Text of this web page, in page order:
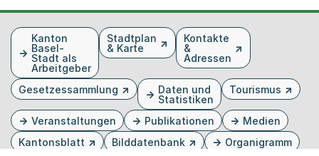
FusszeileKanton
Basel-
Stadt als
Arbeitgeber
Stadtplan
& Karte
Kontakte
&
Adressen
Gesetzessammlung
Daten und
Statistiken
Tourismus
Veranstaltungen Publikationen
Medien
Kantonsblatt
Bilddatenbank Organigramm